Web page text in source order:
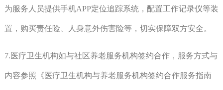
为服务人员提供手机APP定位追踪系统，配置工作记录仪等装
置，购买责任险、人身意外伤害险等，切实保障双方安全。
7.医疗卫生机构如与社区养老服务机构签约合作，服务方式与
内容参照《医疗卫生机构与养老服务机构签约合作服务指南